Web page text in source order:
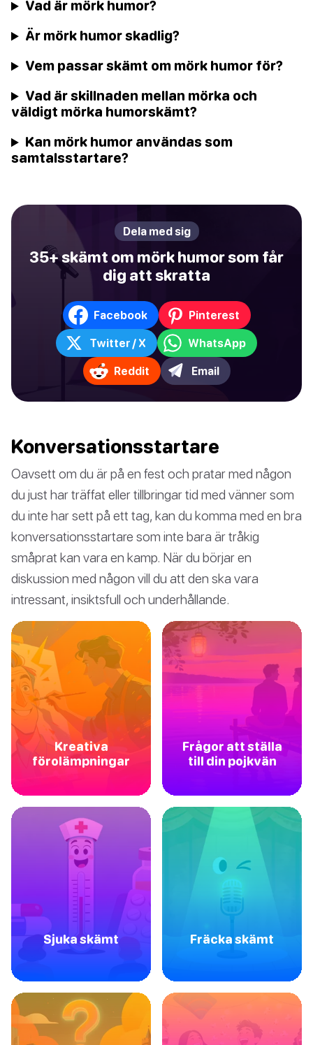
Vad är mörk humor?
Är mörk humor skadlig?
Vem passar skämt om mörk humor för?
Vad är skillnaden mellan mörka och
väldigt mörka humorskämt?
Kan mörk humor användas som
samtalsstartare?
Dela med sig
35+ skämt om mörk humor som får
dig att skratta
Facebook Pinterest
Twitter / X WhatsApp
Reddit Email
Konversationsstartare
Oavsett om du är på en fest och pratar med någon
du just har träffat eller tillbringar tid med vänner som
du inte har sett på ett tag, kan du komma med en bra
konversationsstartare som inte bara är tråkig
småprat kan vara en kamp. När du börjar en
diskussion med någon vill du att den ska vara
intressant, insiktsfull och underhållande.
Kreativa
förolämpningar
Frågor att ställa
till din pojkvän
Sjuka skämt Fräcka skämt